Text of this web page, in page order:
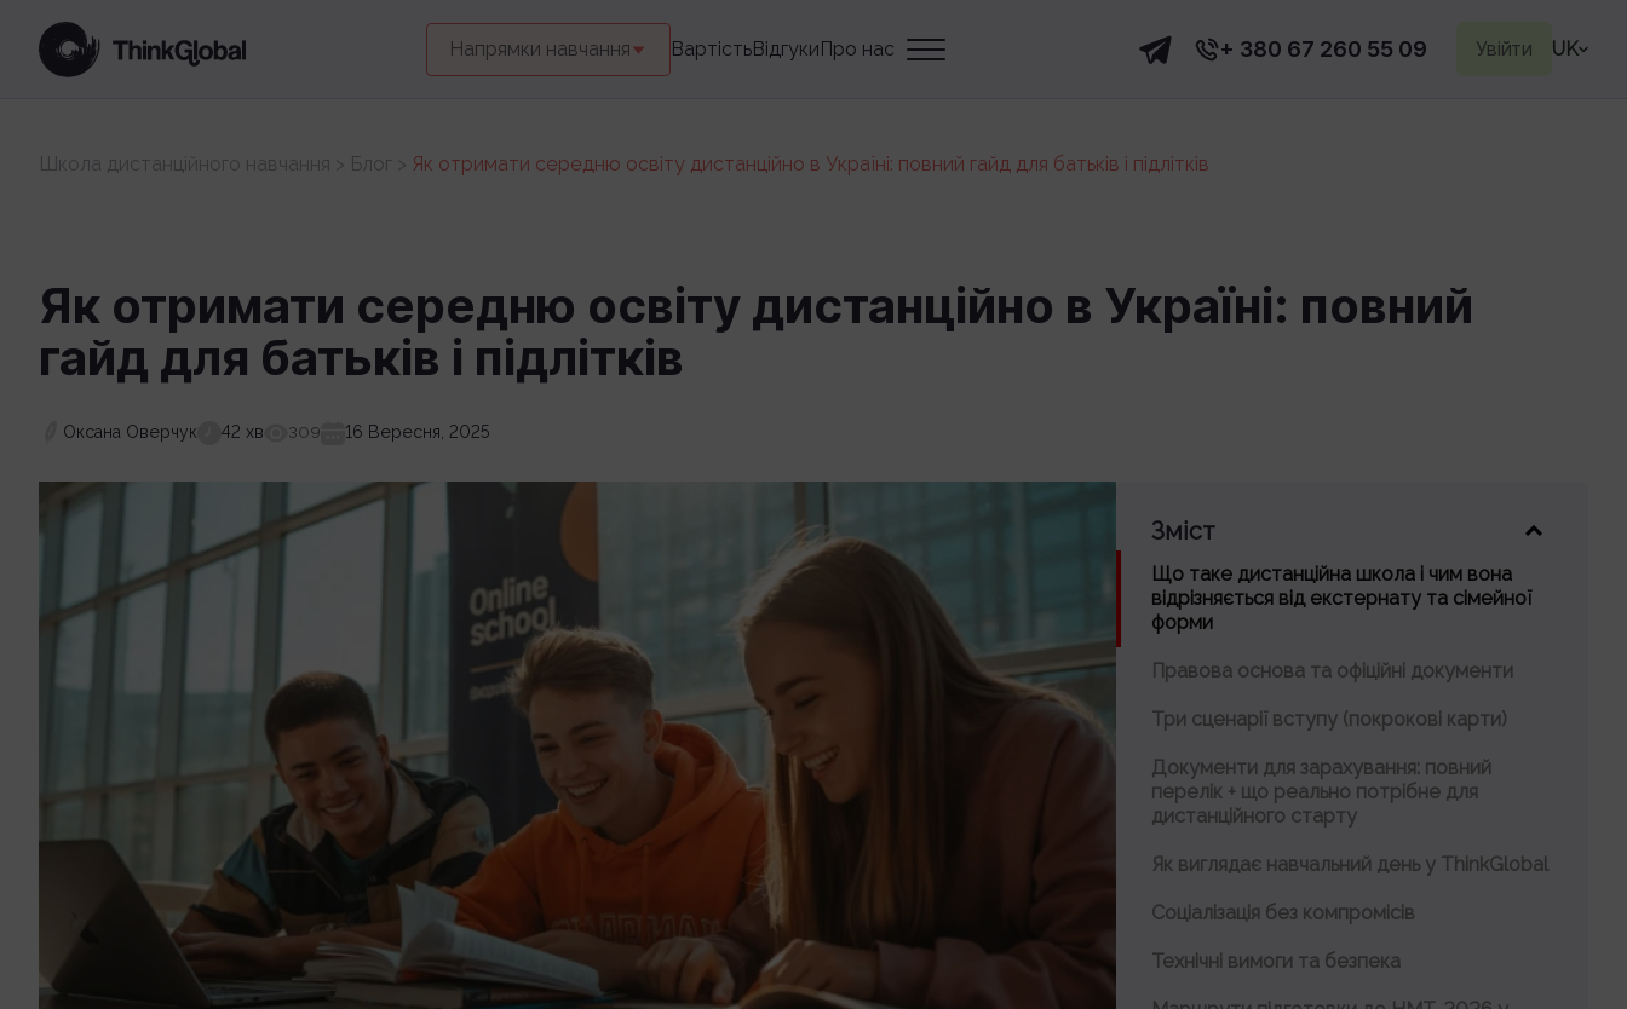
Напрямки навчання ВартістьВідгукиПро нас + 380 67 260 55 09 Увійти UK
Школа дистанційного навчання > Блог > Як отримати середню освіту дистанційно в Україні: повний гайд для батьків і підлітків
Як отримати середню освіту дистанційно в Україні: повний
гайд для батьків і підлітків
Оксана Оверчук 42 хв 309 16 Вересня, 2025
Зміст
Що таке дистанційна школа і чим вона
відрізняється від екстернату та сімейної
форми
Правова основа та офіційні документи
Три сценарії вступу (покрокові карти)
Документи для зарахування: повний
перелік + що реально потрібне для
дистанційного старту
Як виглядає навчальний день у ThinkGlobal
Соціалізація без компромісів
Технічні вимоги та безпека